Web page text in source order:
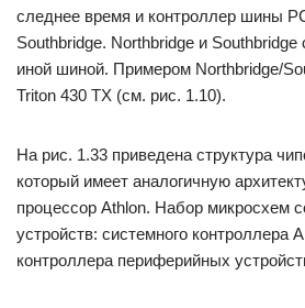
следнее время и контроллер шины
Southbridge. Northbridge и
иной шиной. Приме­ром Northbridge/
Triton 430 ТХ (см. рис. 1.10).
На рис. 1.33 приведена структура
который имеет аналогичную
процессор Athlon. Набор микросхем
устройств: системного контроллера
контроллера периферийных